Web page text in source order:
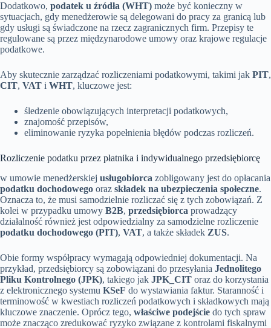
Dodatkowo, podatek u źródła (WHT) może być konieczny w
sytuacjach, gdy menedżerowie są delegowani do pracy za granicą lub
gdy usługi są świadczone na rzecz zagranicznych firm. Przepisy te
regulowane są przez międzynarodowe umowy oraz krajowe regulacje
podatkowe.
Aby skutecznie zarządzać rozliczeniami podatkowymi, takimi jak PIT,
CIT, VAT i WHT, kluczowe jest:
śledzenie obowiązujących interpretacji podatkowych,
znajomość przepisów,
eliminowanie ryzyka popełnienia błędów podczas rozliczeń.
Rozliczenie podatku przez płatnika i indywidualnego przedsiębiorcę
w umowie menedżerskiej usługobiorca zobligowany jest do opłacania
podatku dochodowego oraz składek na ubezpieczenia społeczne.
Oznacza to, że musi samodzielnie rozliczać się z tych zobowiązań. Z
kolei w przypadku umowy B2B, przedsiębiorca prowadzący
działalność również jest odpowiedzialny za samodzielne rozliczenie
podatku dochodowego (PIT), VAT, a także składek ZUS.
Obie formy współpracy wymagają odpowiedniej dokumentacji. Na
przykład, przedsiębiorcy są zobowiązani do przesyłania Jednolitego
Pliku Kontrolnego (JPK), takiego jak JPK_CIT oraz do korzystania
z elektronicznego systemu KSeF do wystawiania faktur. Staranność i
terminowość w kwestiach rozliczeń podatkowych i składkowych mają
kluczowe znaczenie. Oprócz tego, właściwe podejście do tych spraw
może znacząco zredukować ryzyko związane z kontrolami fiskalnymi